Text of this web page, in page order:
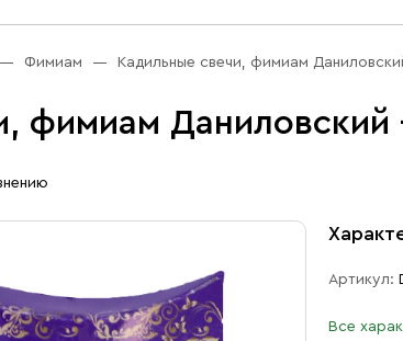
Фимиам Кадильные свечи, фимиам
фимиам Даниловский
Артикул:
Все